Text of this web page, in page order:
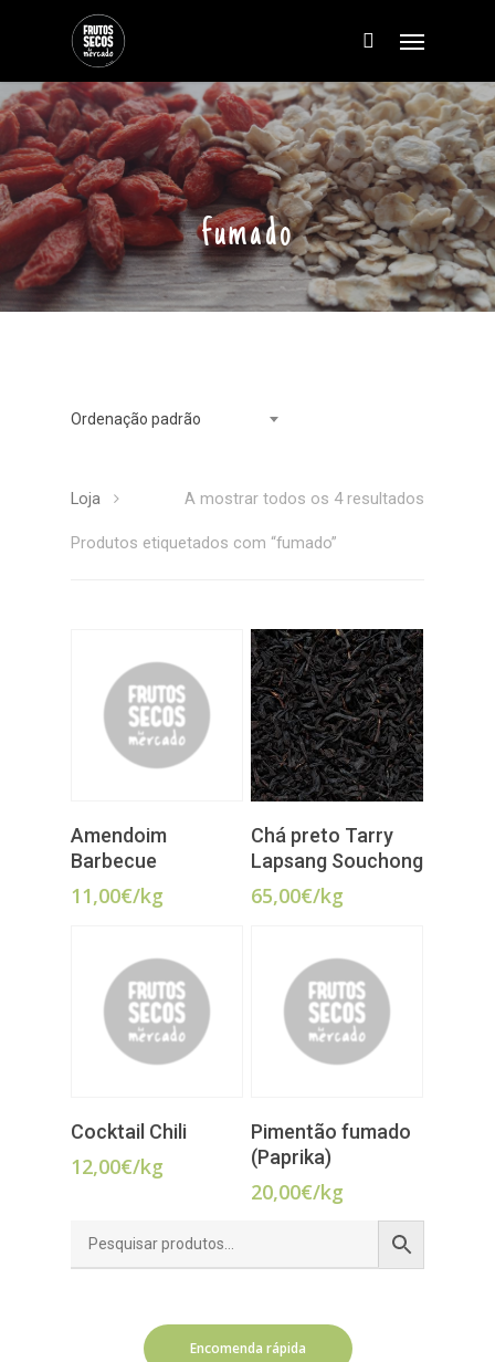
fumado
Ordenação padrão
A mostrar todos os 4 resultados
Loja
Produtos etiquetados com “fumado”
ADICIONAR
Amendoim
Barbecue
11,00€/kg
ADICIONAR
Chá preto Tarry
Lapsang Souchong
65,00€/kg
ADICIONAR
Cocktail Chili
12,00€/kg
ADICIONAR
Pimentão fumado
(Paprika)
20,00€/kg
Encomenda rápida